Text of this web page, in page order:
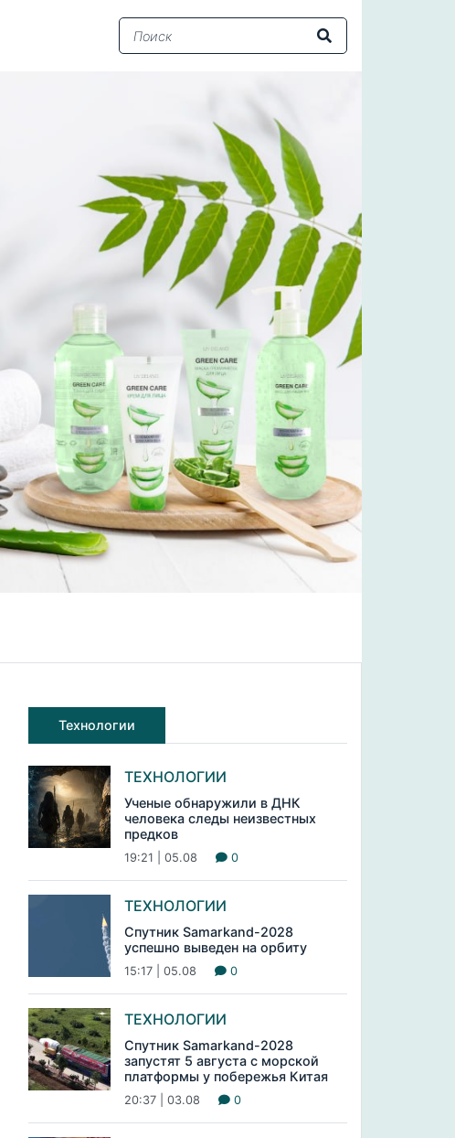
Технологии
ТЕХНОЛОГИИ
Ученые обнаружили в ДНК
человека следы неизвестных
предков
19:21 | 05.08 0
ТЕХНОЛОГИИ
Спутник Samarkand-2028
успешно выведен на орбиту
15:17 | 05.08 0
ТЕХНОЛОГИИ
Спутник Samarkand-2028
запустят 5 августа с морской
платформы у побережья Китая
20:37 | 03.08 0